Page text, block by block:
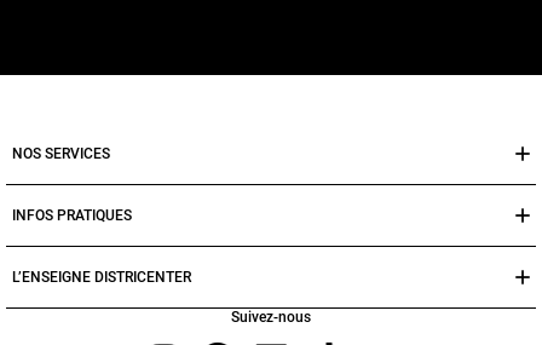
NOS SERVICES
INFOS PRATIQUES
L’ENSEIGNE DISTRICENTER
Suivez-nous